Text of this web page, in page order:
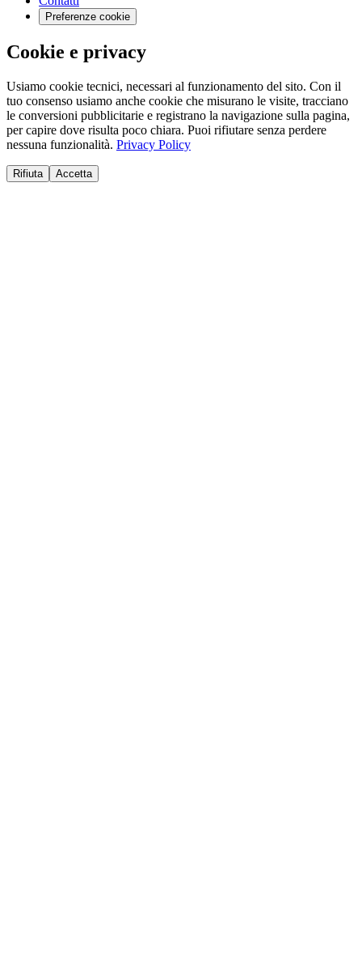
Preferenze cookie
Cookie e privacy
Usiamo cookie tecnici, necessari al funzionamento del sito. Con il
tuo consenso usiamo anche cookie che misurano le visite, tracciano
le conversioni pubblicitarie e registrano la navigazione sulla pagina,
per capire dove risulta poco chiara. Puoi rifiutare senza perdere
nessuna funzionalità. Privacy Policy
Rifiuta Accetta